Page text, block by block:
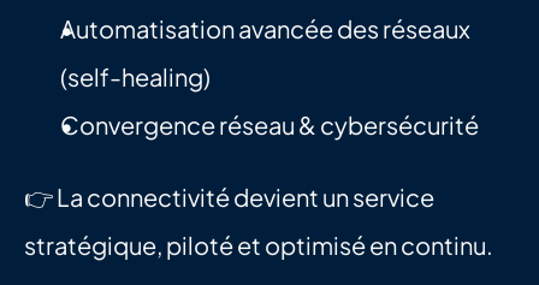
Automatisation avancée des réseaux
(self-healing)
Convergence réseau & cybersécurité
👉 La connectivité devient un service
stratégique, piloté et optimisé en continu.